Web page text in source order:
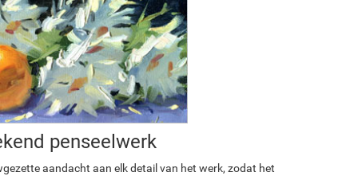
penseelwerk
aandacht aan elk detail van het werk, zodat het